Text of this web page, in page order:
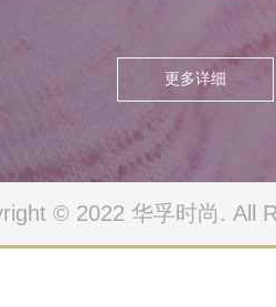
更多详细
© 2022 华孚时尚. All